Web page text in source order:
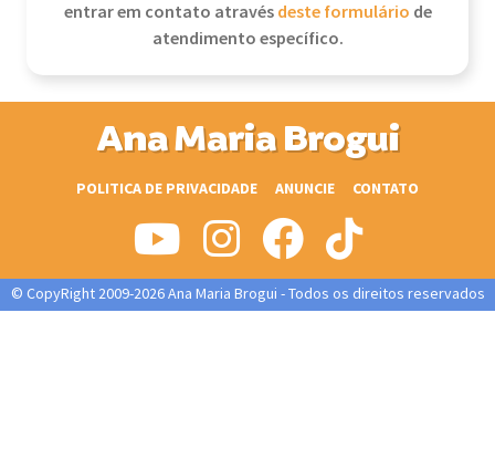
entrar em contato atravésdeste formulário de
atendimento específico.
Ana Maria Brogui
POLITICA DE PRIVACIDADE ANUNCIE CONTATO
© CopyRight 2009-2026 Ana Maria Brogui - Todos os direitos reservados